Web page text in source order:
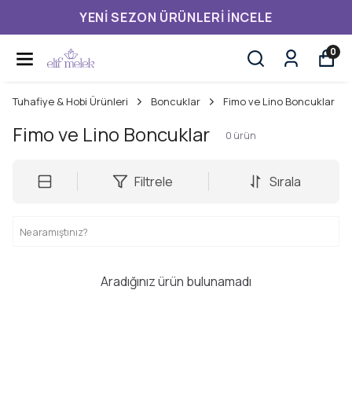
YENI SEZON ÜRÜNLERI İNCELE
0
Tuhafiye & Hobi Ürünleri Boncuklar Fimo ve Lino Boncuklar
Fimo ve Lino Boncuklar 0 ürün
Filtrele Sırala
Aradığınız ürün bulunamadı